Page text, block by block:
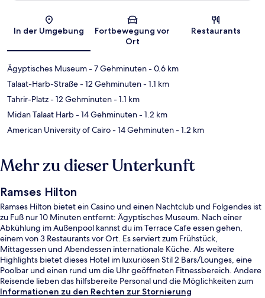
Karte
In der Umgebung
Fortbewegung vor
Ort
Restaurants
Ägyptisches Museum- 7 Gehminuten- 0.6 km
Talaat-Harb-Straße- 12 Gehminuten- 1.1 km
Tahrir-Platz- 12 Gehminuten- 1.1 km
Midan Talaat Harb- 14 Gehminuten- 1.2 km
American University of Cairo- 14 Gehminuten- 1.2 km
Mehr zu dieser Unterkunft
Ramses Hilton
Ramses Hilton bietet ein Casino und einen Nachtclub und Folgendes ist
zu Fuß nur 10 Minuten entfernt: Ägyptisches Museum. Nach einer
Abkühlung im Außenpool kannst du im Terrace Cafe essen gehen,
einem von 3 Restaurants vor Ort. Es serviert zum Frühstück,
Mittagessen und Abendessen internationale Küche. Als weitere
Highlights bietet dieses Hotel im luxuriösen Stil 2 Bars/Lounges, eine
Poolbar und einen rund um die Uhr geöffneten Fitnessbereich. Andere
Reisende lieben das hilfsbereite Personal und die Möglichkeiten zum
Sightseeing. Die öffentlichen Verkehrsmittel sind nur einen kurzen
Informationen zu den Rechten zur Stornierung